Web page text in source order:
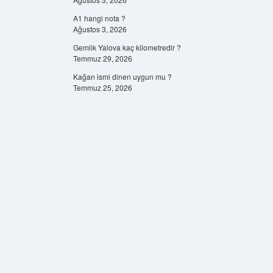
A1 hangi nota ?
Ağustos 3, 2026
Gemlik Yalova kaç kilometredir ?
Temmuz 29, 2026
Kağan ismi dinen uygun mu ?
Temmuz 25, 2026